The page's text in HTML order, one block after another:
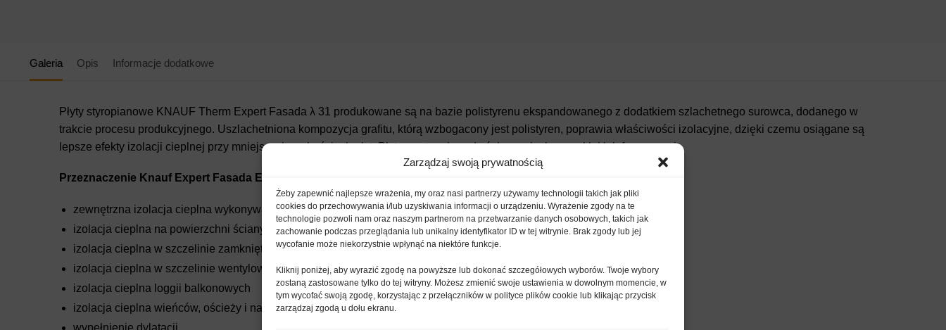
Zarządzaj swoją prywatnością
Żeby zapewnić najlepsze wrażenia, my oraz nasi partnerzy używamy technologii takich jak pliki
cookies do przechowywania i/lub uzyskiwania informacji o urządzeniu. Wyrażenie zgody na te
technologie pozwoli nam oraz naszym partnerom na przetwarzanie danych osobowych, takich jak
zachowanie podczas przeglądania lub unikalny identyfikator ID w tej witrynie. Brak zgody lub jej
wycofanie może niekorzystnie wpłynąć na niektóre funkcje.
Kliknij poniżej, aby wyrazić zgodę na powyższe lub dokonać szczegółowych wyborów. Twoje wybory
zostaną zastosowane tylko do tej witryny. Możesz zmienić swoje ustawienia w dowolnym momencie, w
tym wycofać swoją zgodę, korzystając z przełączników w polityce plików cookie lub klikając przycisk
zarządzaj zgodą u dołu ekranu.
Galeria Opis Informacje dodatkowe
Płyty styropianowe KNAUF Therm Expert Fasada λ 31 produkowane są na bazie polistyrenu ekspandowanego z dodatkiem szlachetnego surowca, dodanego w
trakcie procesu produkcyjnego. Uszlachetniona kompozycja grafitu, którą wzbogacony jest polistyren, poprawia właściwości izolacyjne, dzięki czemu osiągane są
lepsze efekty izolacji cieplnej przy mniejszych grubościach płyt. Płyty występują w dwóch wersjach – zwykłej lub frezowanej.
Przeznaczenie Knauf Expert Fasada EPS λ 31:
zewnętrzna izolacja cieplna wykonywana metodą „lekką mokrą” (BSO) i „lekką suchą”
izolacja cieplna na powierzchni ściany szkieletowej
izolacja cieplna w szczelinie zamkniętej ściany trójwarstwowej
izolacja cieplna w szczelinie wentylowanej ściany trójwarstwowej
izolacja cieplna loggii balkonowych
izolacja cieplna wieńców, ościeży i nadproży okiennych
wypełnienie dylatacji